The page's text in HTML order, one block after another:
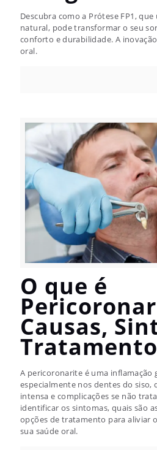
Descubra como a Prótese FP1,
natural, pode transformar o seu
conforto e durabilidade. A
oral.
O que é
Causas,
Tratamento
A pericoronarite é uma inflamação
especialmente nos dentes do siso,
intensa e complicações se não
identificar os sintomas, quais são
opções de tratamento para aliviar
sua saúde oral.